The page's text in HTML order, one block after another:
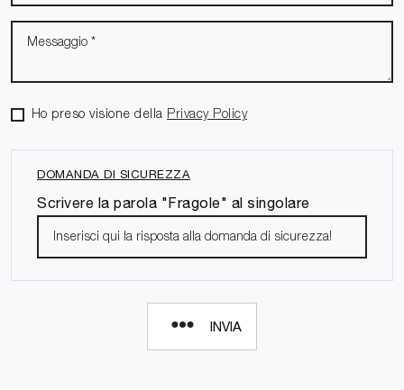
Ho preso visione della Privacy Policy
DOMANDA DI SICUREZZA
Scrivere la parola "Fragole" al singolare
INVIA